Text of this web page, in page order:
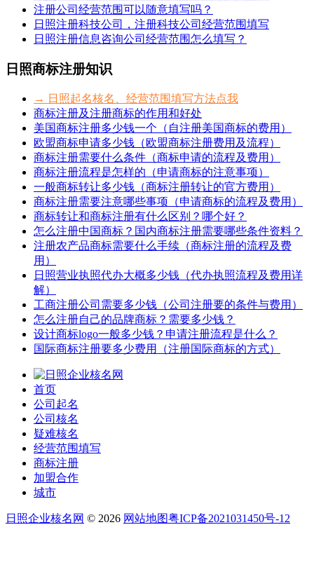
注册公司经营范围可以随意填写吗？
日照注册科技公司，注册科技公司经营范围填写
日照注册信息咨询公司经营范围怎么填写？
日照商标注册知识
→ 日照起名核名、经营范围填写方法点我
商标注册及注册商标的作用和好处
美国商标注册多少钱一个（自注册美国商标的费用）
欧盟商标申请多少钱（欧盟商标注册费用及流程）
商标注册需要什么条件（商标申请的流程及费用）
商标注册流程是怎样的（申请商标的注意事项）
一般商标转让多少钱（商标注册转让的官方费用）
商标注册需要注意哪些事项（申请商标的流程及费用）
商标转让和商标注册有什么区别？哪个好？
怎么注册中国商标？国内商标注册需要哪些条件资料？
注册农产品商标需要什么手续（商标注册的流程及费
用）
日照营业执照代办大概多少钱（代办执照流程及费用详
解）
工商注册公司需要多少钱（公司注册要的条件与费用）
怎么注册自己的品牌商标？需要多少钱？
设计商标logo一般多少钱？申请注册流程是什么？
国际商标注册要多少费用（注册国际商标的方式）
首页
公司起名
公司核名
疑难核名
经营范围填写
商标注册
加盟合作
城市
日照企业核名网 © 2026 网站地图粤ICP备2021031450号-12